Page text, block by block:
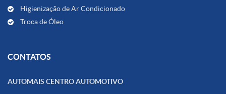
Higienização de Ar Condicionado
Troca de Óleo
CONTATOS
AUTOMAIS CENTRO AUTOMOTIVO